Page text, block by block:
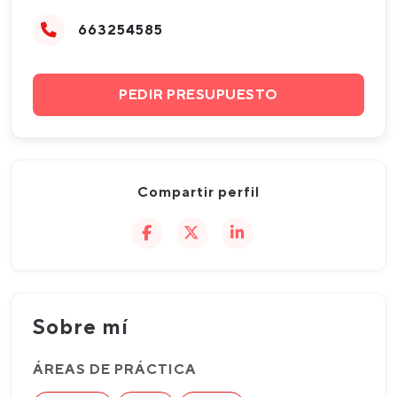
663254585
PEDIR PRESUPUESTO
Compartir perfil
Sobre mí
ÁREAS DE PRÁCTICA